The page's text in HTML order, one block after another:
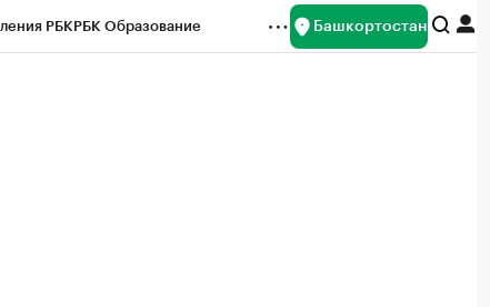
РБКРБК Образование Башкортостан